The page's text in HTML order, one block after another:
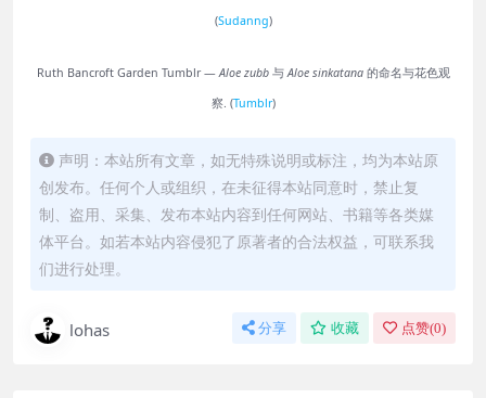
(Sudanng)
Ruth Bancroft Garden Tumblr —Aloe zubb与Aloe sinkatana的命名与花色观
察. (Tumblr)
声明：本站所有文章，如无特殊说明或标注，均为本站原
创发布。任何个人或组织，在未征得本站同意时，禁止复
制、盗用、采集、发布本站内容到任何网站、书籍等各类媒
体平台。如若本站内容侵犯了原著者的合法权益，可联系我
们进行处理。
lohas 分享 收藏 点赞(0)